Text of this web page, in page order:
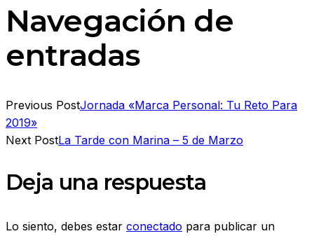
Navegación de
entradas
Previous PostJornada «Marca Personal: Tu Reto Para
2019»
Next PostLa Tarde con Marina – 5 de Marzo
Deja una respuesta
Lo siento, debes estar conectado para publicar un